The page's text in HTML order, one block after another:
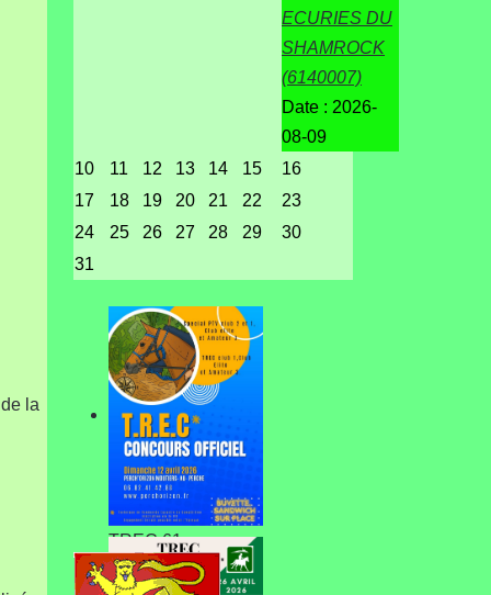
la
ECURIES DU
SHAMROCK
(6140007)
Date : 2026-
08-09
10
11 12 13 14 15
16
17
18 19 20 21 22
23
24
25 26 27 28 29
30
31
TREC 61